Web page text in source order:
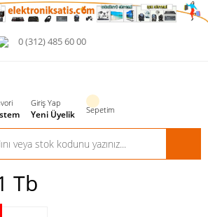
0 (312) 485 60 00
Giriş Yap
Yeni Üyelik Sepetim
Tb